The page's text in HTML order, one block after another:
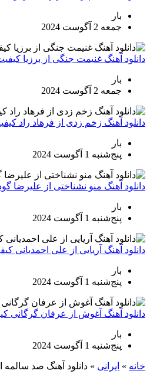
بار
جمعه 2 آگوست 2024
دانلود آهنگ غنیمت جنگی از برزیا کیفیت ۱۲۸ +
بار
جمعه 2 آگوست 2024
دانلود آهنگ زخم زدی از فرهاد راد کیفیت ۱۲۸ +
بار
پنج‌شنبه 1 آگوست 2024
دانلود آهنگ منو نشناختی از علیرضا گودرزی
بار
پنج‌شنبه 1 آگوست 2024
دانلود آهنگ آریایی از علی احمدیانی کیفیت ۱۲۸
بار
پنج‌شنبه 1 آگوست 2024
دانلود آهنگ آغوش از عرفان گرگانی کیفیت ۱۲۸
بار
پنج‌شنبه 1 آگوست 2024
خانه » ایرانی » دانلود آهنگ صد سالمه